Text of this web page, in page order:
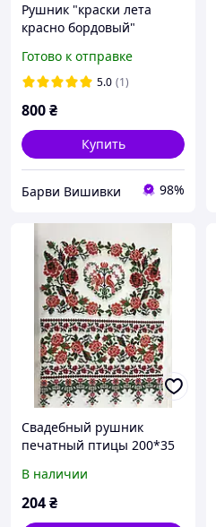
Рушник "краски лета
красно бордовый"
ноги
Готово к отправке
5.0 (1)
800₴
Купить
Барви Вишивки 98%
Свадебный рушник
печатный птицы 200*35
В наличии
204₴